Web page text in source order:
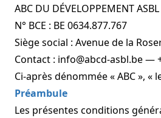
ABC DU DÉVELOPPEMENT ASBL
N° BCE : BE 0634.877.767
Siège social : Avenue de la
Contact : info@abcd-asbl.be—
Ci-après dénommée « ABC », «
Préambule
Les présentes conditions